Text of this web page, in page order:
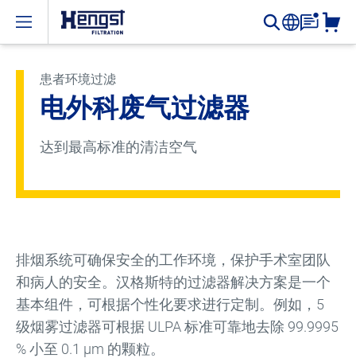
Open menu
患者环境过滤
电外科废气过滤器
达到最高标准的清洁空气
排烟系统可确保安全的工作环境，保护手术室团队
和病人的安全。汉格斯特的过滤器解决方案是一个
基本组件，可根据个性化要求进行定制。例如，5
级烟雾过滤器可根据 ULPA 标准可靠地去除 99.9995
% 小至 0.1 μm 的颗粒。